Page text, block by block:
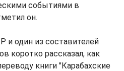
событиями в
он.
и один из составителей
коротко рассказал, как
книги "Карабахские